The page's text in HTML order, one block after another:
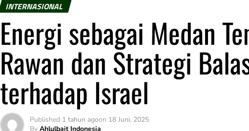
INTERNASIONAL
Energi sebagai Medan
Rawan dan Strategi
terhadap Israel
Published 1 tahun agoon 18 Juni, 2025
By Ahlulbait Indonesia